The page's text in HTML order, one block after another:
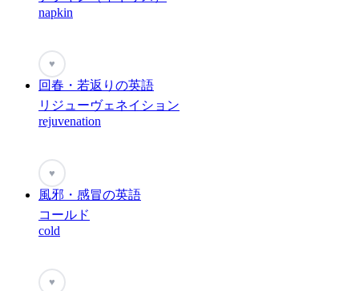
napkin
♥
回春・若返りの英語
リジューヴェネイション
rejuvenation
♥
風邪・感冒の英語
コールド
cold
♥